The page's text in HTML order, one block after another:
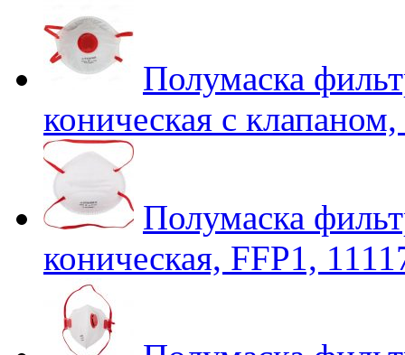
Полумаска
коническая с
Полумаска
коническая, FFP1,